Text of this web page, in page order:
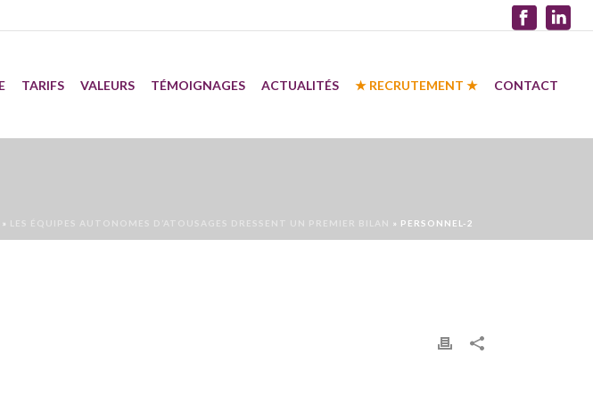
TARIFS VALEURS TÉMOIGNAGES ACTUALITÉS ★ RECRUTEMENT ★ CONTACT
» LES ÉQUIPES AUTONOMES D’ATOUSAGES DRESSENT UN PREMIER BILAN » PERSONNEL-2